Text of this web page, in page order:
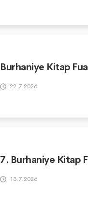
Burhaniye Kitap
22.7.2026
7. Burhaniye Kitap
13.7.2026